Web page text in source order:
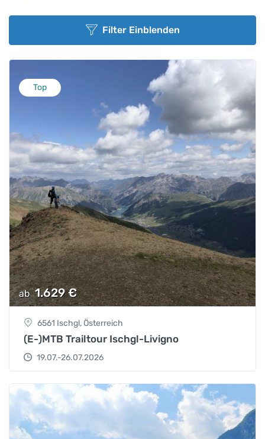
Filter Einblenden
Top
ab 1.629€
6561 Ischgl, Österreich
(E-)MTB Trailtour Ischgl-Livigno
19.07.-26.07.2026